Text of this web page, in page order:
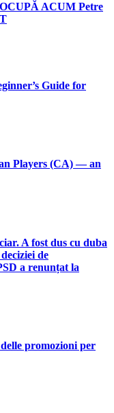
ACUM Petre
Guide for
Players (CA) — an
A fost dus cu duba
de
a renunțat la
promozioni per